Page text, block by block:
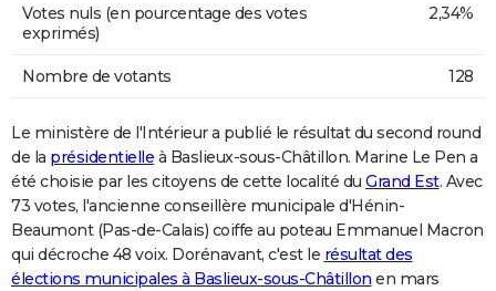
Votes nuls (en pourcentage des votes
exprimés)
2,34%
Nombre de votants 128
Le ministère de l'Intérieur a publié le résultat du second round
de la présidentielle à Baslieux-sous-Châtillon. Marine Le Pen a
été choisie par les citoyens de cette localité du Grand Est. Avec
73 votes, l'ancienne conseillère municipale d'Hénin-
Beaumont (Pas-de-Calais) coiffe au poteau Emmanuel Macron
qui décroche 48 voix. Dorénavant, c'est le résultat des
élections municipales à Baslieux-sous-Châtillon en mars